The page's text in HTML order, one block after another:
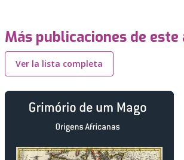
Más publicaciones de
Ver la lista completa